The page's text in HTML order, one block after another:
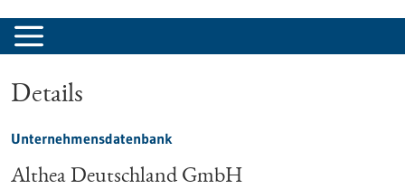
Details
Unternehmensdatenbank
Althea Deutschland GmbH